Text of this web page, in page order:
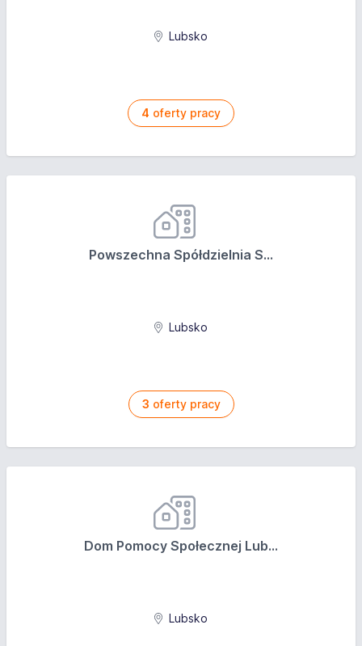
Lubsko
4 oferty pracy
Powszechna Spółdzielnia S...
Lubsko
3 oferty pracy
Dom Pomocy Społecznej Lub...
Lubsko